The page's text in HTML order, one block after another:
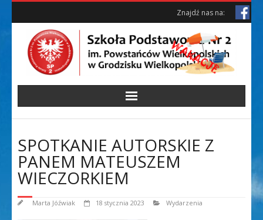
Skip
Skip
Znajdź nas na:
SPOTKANIE AUTORSKIE Z
PANEM MATEUSZEM
WIECZORKIEM
Marta Jóźwiak 18 stycznia 2023 Wydarzenia